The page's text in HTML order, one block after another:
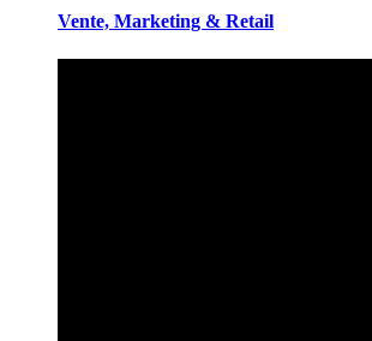
Vente, Marketing & Retail